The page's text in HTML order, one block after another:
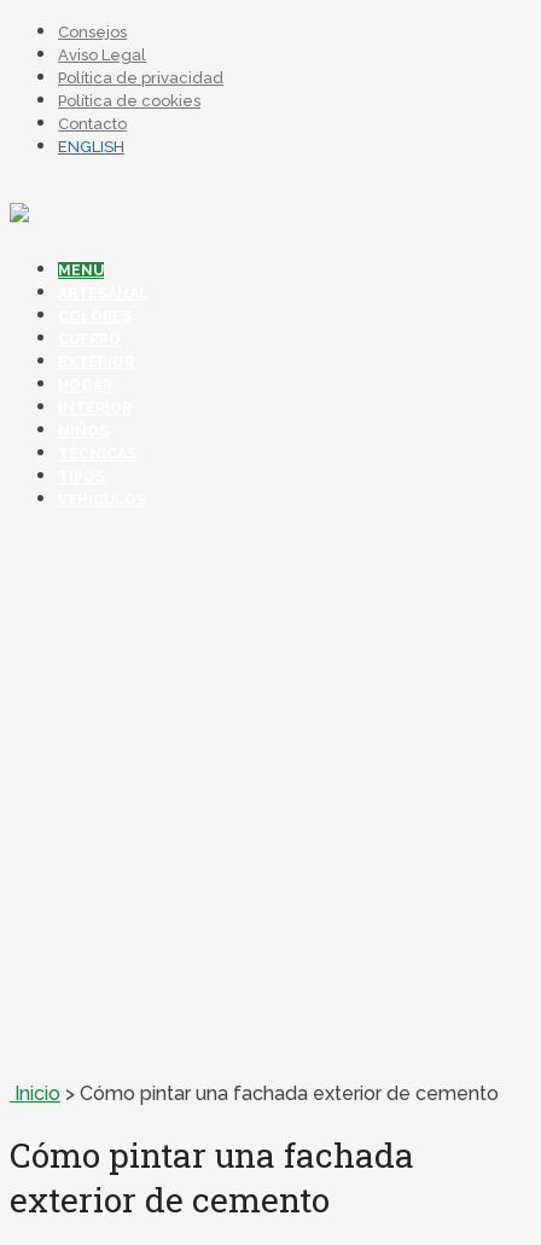
Consejos
Aviso Legal
Política de privacidad
Política de cookies
Contacto
ENGLISH
MENU
Inicio > Cómo pintar una fachada exterior de cemento
Cómo pintar una fachada
exterior de cemento